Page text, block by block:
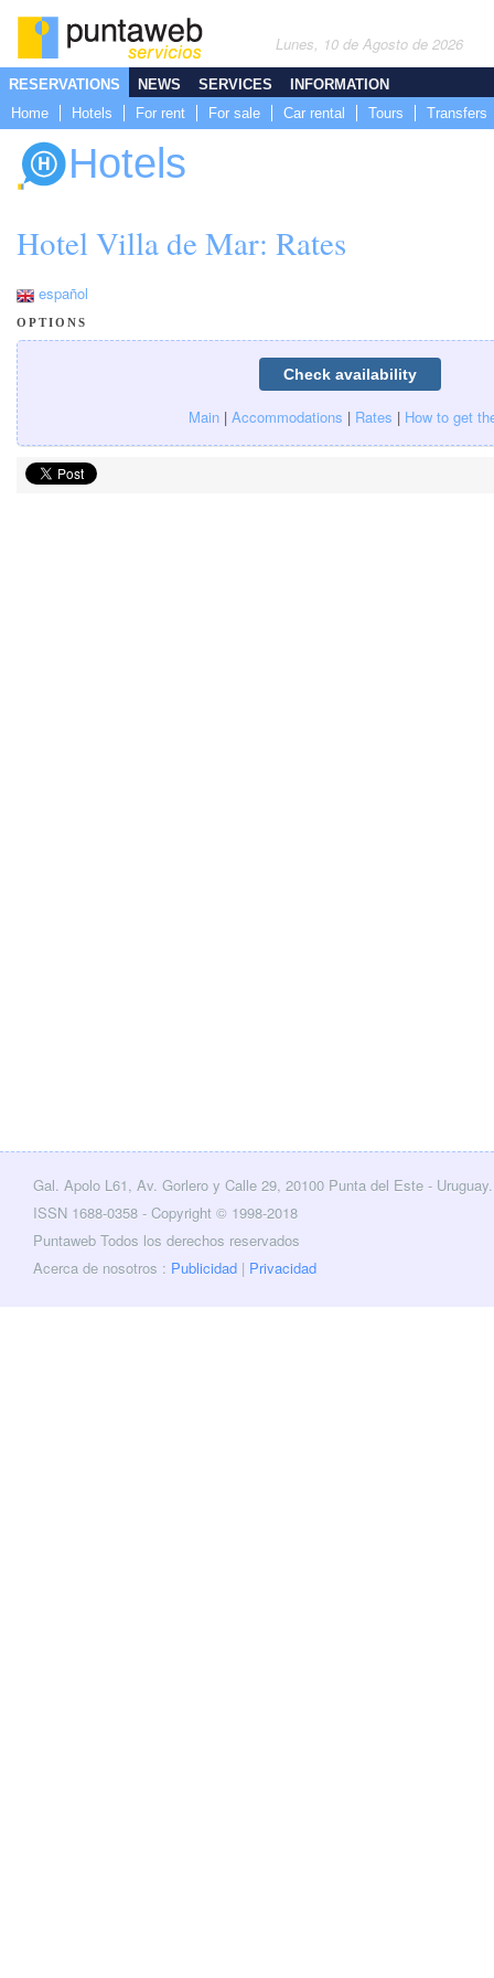
Lunes, 10 de Agosto de 2026
RESERVATIONS
Home
Hotels For rent For sale Car rental Tours Transfers
NEWS SERVICES INFORMATION
Hotels
Hotel Villa de Mar: Rates
español
OPTIONS
Main | Accommodations | Rates | How to get
Gal. Apolo L61, Av. Gorlero y Calle 29, 20100 Punta del Este - Uruguay.
ISSN 1688-0358 - Copyright © 1998-2018
Puntaweb Todos los derechos reservados
Acerca de nosotros : Publicidad | Privacidad
Twitter